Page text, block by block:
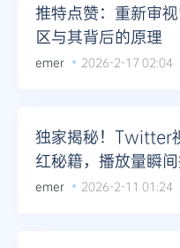
推特点赞：重新审
区与其背后的原理
emer 2026-2-17 02:04
独家揭秘！Twitter
红秘籍，播放量瞬
emer 2026-2-11 01:24